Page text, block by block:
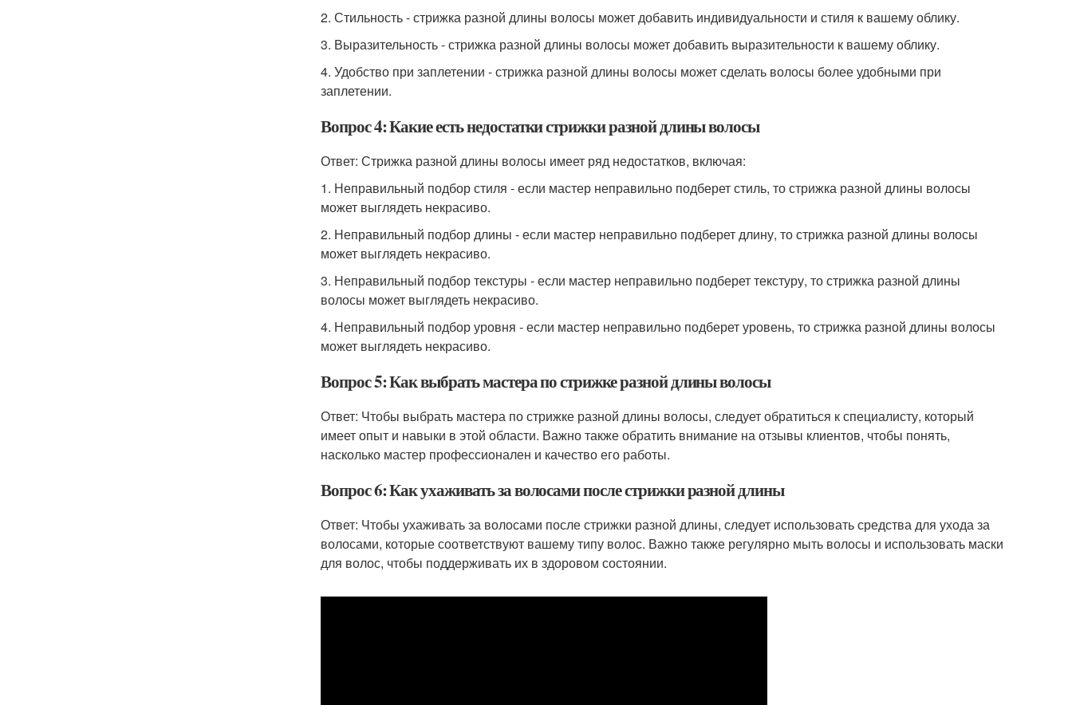
2. Стильность - стрижка разной длины волосы может добавить индивидуальности и стиля к вашему облику.
3. Выразительность - стрижка разной длины волосы может добавить выразительности к вашему облику.
4. Удобство при заплетении - стрижка разной длины волосы может сделать волосы более удобными при
заплетении.
Вопрос 4: Какие есть недостатки стрижки разной длины волосы
Ответ: Стрижка разной длины волосы имеет ряд недостатков, включая:
1. Неправильный подбор стиля - если мастер неправильно подберет стиль, то стрижка разной длины волосы
может выглядеть некрасиво.
2. Неправильный подбор длины - если мастер неправильно подберет длину, то стрижка разной длины волосы
может выглядеть некрасиво.
3. Неправильный подбор текстуры - если мастер неправильно подберет текстуру, то стрижка разной длины
волосы может выглядеть некрасиво.
4. Неправильный подбор уровня - если мастер неправильно подберет уровень, то стрижка разной длины волосы
может выглядеть некрасиво.
Вопрос 5: Как выбрать мастера по стрижке разной длины волосы
Ответ: Чтобы выбрать мастера по стрижке разной длины волосы, следует обратиться к специалисту, который
имеет опыт и навыки в этой области. Важно также обратить внимание на отзывы клиентов, чтобы понять,
насколько мастер профессионален и качество его работы.
Вопрос 6: Как ухаживать за волосами после стрижки разной длины
Ответ: Чтобы ухаживать за волосами после стрижки разной длины, следует использовать средства для ухода за
волосами, которые соответствуют вашему типу волос. Важно также регулярно мыть волосы и использовать маски
для волос, чтобы поддерживать их в здоровом состоянии.